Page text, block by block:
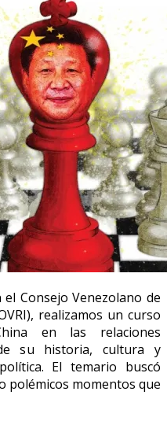
Consejo Venezolano de
realizamos un curso
en las relaciones
su historia, cultura y
El temario buscó
polémicos momentos que